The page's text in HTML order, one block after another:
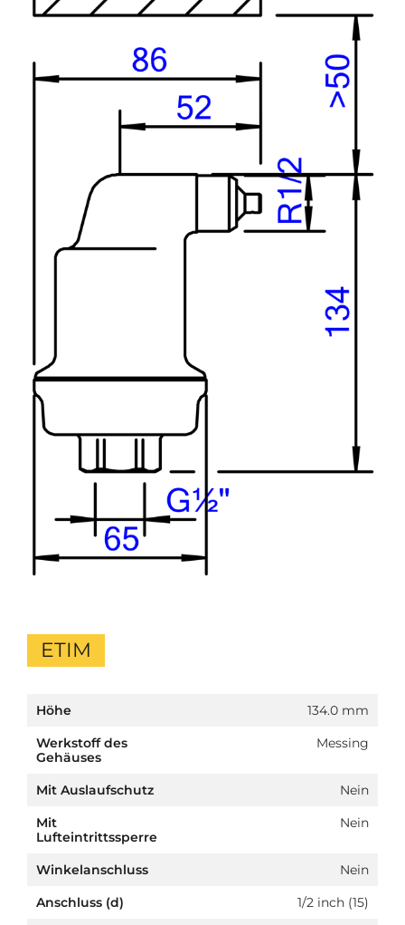
ETIM
Höhe
134.0 mm
Werkstoff des
Gehäuses
Messing
Mit Auslaufschutz
Nein
Mit
Lufteintrittssperre
Nein
Winkelanschluss
Nein
Anschluss (d)
1/2 inch (15)